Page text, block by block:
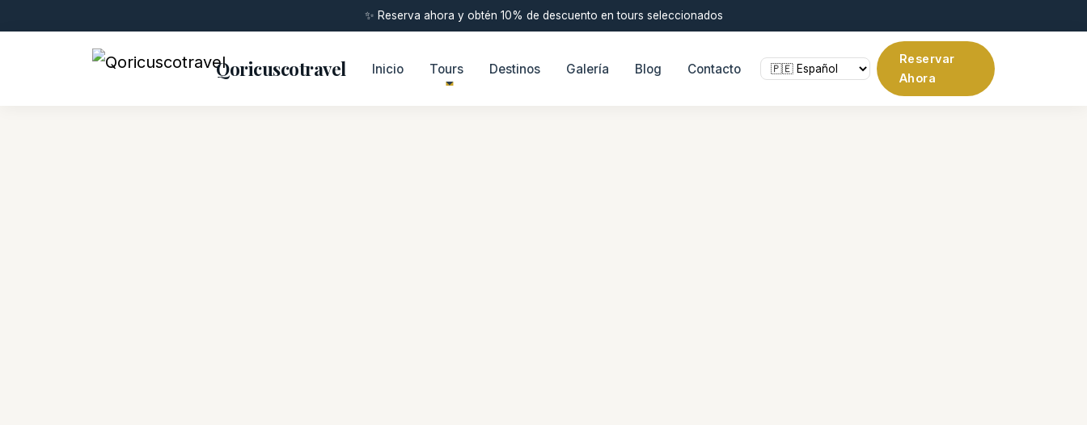
✨ Reserva ahora y obtén 10% de descuento en tours seleccionados
Qoricuscotravel Inicio Tours Destinos Galería Blog Contacto
Reservar
Ahora